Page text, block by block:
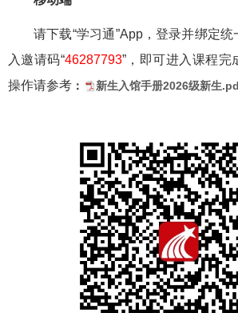
请下载“学习通”App，登录并绑定
入邀请码“46287793”，即可进入课程完
操作请参考 ： 新生入馆手册2026级新生